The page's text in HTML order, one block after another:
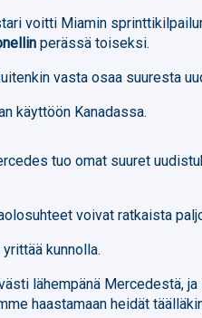
voitti Miamin
perässä toiseksi.
vasta osaa suuresta
käyttöön Kanadassa.
tuo omat suuret
voivat ratkaista
kunnolla.
lähempänä Mercedestä,
haastamaan heidät